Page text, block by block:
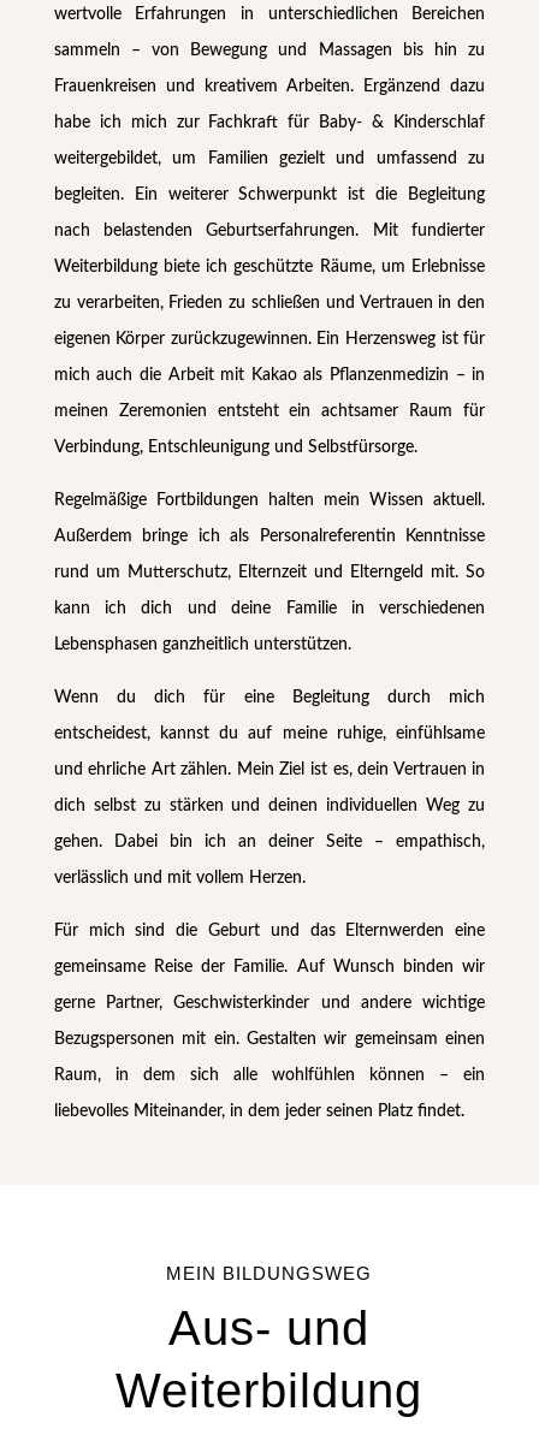
wertvolle Erfahrungen in unter­schiedlichen Bereichen
sammeln – von Bewegung und Massagen bis hin zu
Frauen­kreisen und kreativem Arbeiten. Ergänzend dazu
habe ich mich zur Fachkraft für Baby- & Kinder­schlaf
weiter­gebildet, um Familien gezielt und umfassend zu
begleiten. Ein weiterer Schwer­punkt ist die Begleitung
nach belastenden Geburts­erfahrungen. Mit fundierter
Weiter­bildung biete ich geschützte Räume, um Erlebnisse
zu verarbeiten, Frieden zu schließen und Vertrauen in den
eigenen Körper zurück­zugewinnen. Ein Herzensweg ist für
mich auch die Arbeit mit Kakao als Pflanzen­medizin – in
meinen Zeremonien entsteht ein achtsamer Raum für
Verbindung, Entschleunigung und Selbstfürsorge.
Regelmäßige Fortbildungen halten mein Wissen aktuell.
Außerdem bringe ich als Personal­referentin Kenntnisse
rund um Mutterschutz, Elternzeit und Elterngeld mit. So
kann ich dich und deine Familie in verschiedenen
Lebensphasen ganz­heitlich unter­stützen.
Wenn du dich für eine Begleitung durch mich
entscheidest, kannst du auf meine ruhige, einfühl­same
und ehrliche Art zählen. Mein Ziel ist es, dein Vertrauen in
dich selbst zu stärken und deinen individuellen Weg zu
gehen. Dabei bin ich an deiner Seite – empathisch,
verlässlich und mit vollem Herzen.
Für mich sind die Geburt und das Elternwerden eine
gemeinsame Reise der Familie. Auf Wunsch binden wir
gerne Partner, Geschwisterkinder und andere wichtige
Bezugspersonen mit ein. Gestalten wir gemeinsam einen
Raum, in dem sich alle wohlfühlen können – ein
liebevolles Miteinander, in dem jeder seinen Platz findet.
MEIN BILDUNGSWEG
Aus- und
Weiterbildung